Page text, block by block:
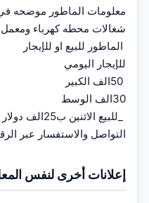
التواصل والاستفسار عبر الرقم
إعلانات أخرى لنفس